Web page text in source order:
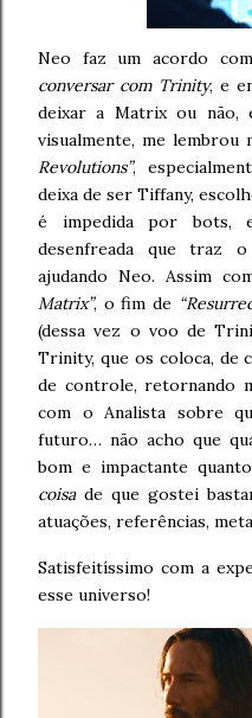
Neo faz um acordo
conversar com Trinity, e
deixar a Matrix ou não,
visualmente, me lembrou
Revolutions”,
deixa de ser Tiffany,
é impedida por bots,
desenfreada que traz
ajudando Neo. Assim
Matrix”, o fim de
(dessa vez o voo de
Trinity, que os coloca, de
de controle, retornando
com o Analista sobre
futuro… não acho que
bom e impactante
coisade que gostei
atuações, referências,
Satisfeitíssimo com a
esse universo!